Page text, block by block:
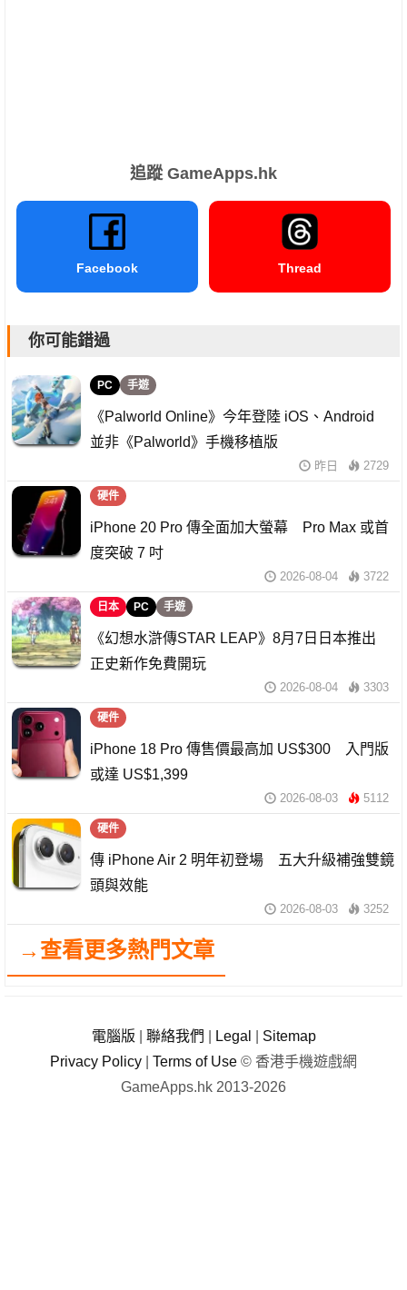
追蹤 GameApps.hk
Facebook Thread
你可能錯過
PC 手遊
《Palworld Online》今年登陸 iOS、Android
並非《Palworld》手機移植版
昨日 2729
硬件
iPhone 20 Pro 傳全面加大螢幕 Pro Max 或首
度突破 7 吋
2026-08-04 3722
日本 PC 手遊
《幻想水滸傳STAR LEAP》8月7日日本推出
正史新作免費開玩
2026-08-04 3303
硬件
iPhone 18 Pro 傳售價最高加 US$300 入門版
或達 US$1,399
2026-08-03 5112
硬件
傳 iPhone Air 2 明年初登場 五大升級補強雙鏡
頭與效能
2026-08-03 3252
→查看更多熱門文章
電腦版 聯絡我們 Legal
Sitemap
Privacy Policy
Terms of Use © 香港手機遊戲網
GameApps.hk 2013-2026